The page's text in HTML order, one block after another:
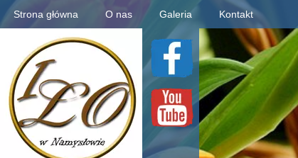
Strona główna O nas Galeria Kontakt